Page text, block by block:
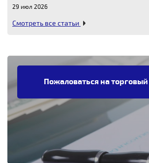
29 июл 2026
Смотреть все статьи
Пожаловаться на